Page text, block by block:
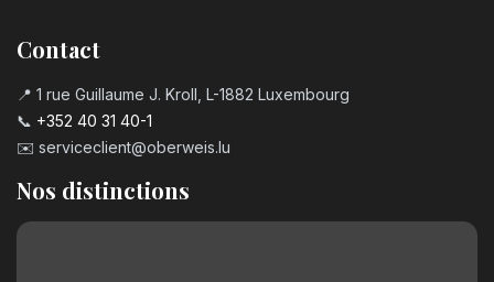
Contact
📍 1 rue Guillaume J. Kroll, L-1882 Luxembourg
📞 +352 40 31 40-1
✉️ serviceclient@oberweis.lu
Nos distinctions